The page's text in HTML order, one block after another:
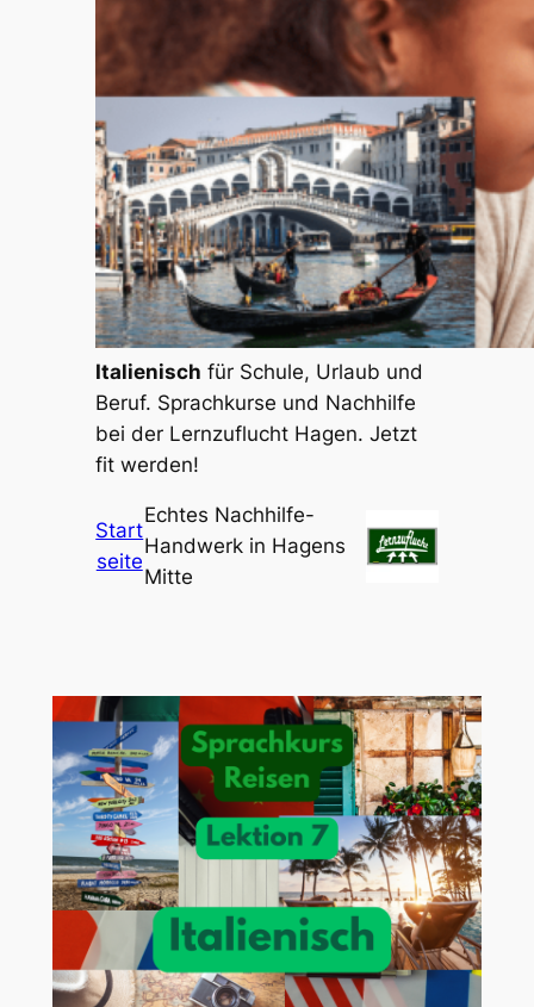
Italienisch für Schule, Urlaub und
Beruf. Sprachkurse und Nachhilfe
bei der Lernzuflucht Hagen. Jetzt
fit werden!
Start
seite
Echtes Nachhilfe-
Handwerk in Hagens
Mitte